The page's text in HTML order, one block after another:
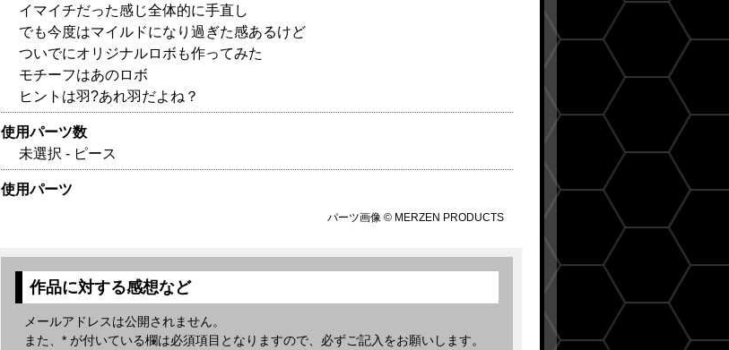
イマイチだった感じ全体的に手直し
でも今度はマイルドになり過ぎた感あるけど
ついでにオリジナルロボも作ってみた
モチーフはあのロボ
ヒントは羽?あれ羽だよね？
使用パーツ数
未選択 - ピース
使用パーツ
パーツ画像 © MERZEN PRODUCTS
作品に対する感想など
メールアドレスは公開されません。
また、 *が付いている欄は必須項目となりますので、必ずご記入をお願いします。